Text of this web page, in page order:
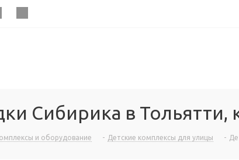
Сибирика в Тольятти,
и оборудование - Детские комплексы для улицы -